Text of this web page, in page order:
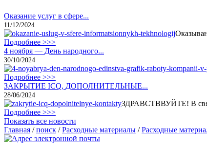
Оказание услуг в сфере...
11/12/2024
Подробнее >>>
4 ноября — День народного...
30/10/2024
Подробнее >>>
ЗАКРЫТИЕ ICQ, ДОПОЛНИТЕЛЬНЫЕ...
28/06/2024
ЗДРАВСТВВУЙТЕ! В
Подробнее >>>
Показать все новости
Главная /поиск /Расходные материалы /Расходные